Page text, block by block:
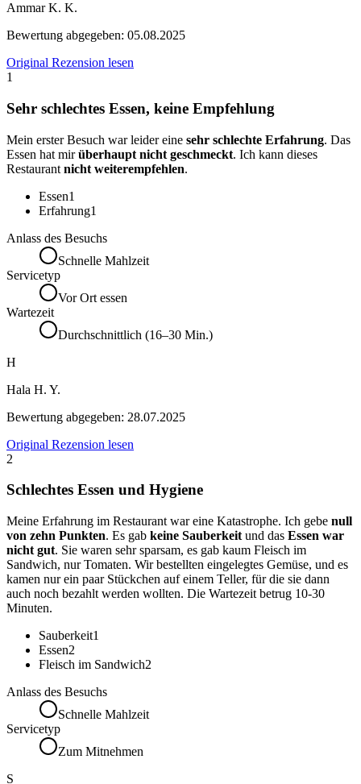
Ammar K. K.
Bewertung abgegeben: 05.08.2025
Original Rezension lesen
1
Sehr schlechtes Essen, keine Empfehlung
Mein erster Besuch war leider eine sehr schlechte Erfahrung. Das
Essen hat mirüberhaupt nicht geschmeckt. Ich kann dieses
Restaurant nicht weiterempfehlen.
Essen1
Erfahrung1
Anlass des Besuchs
Schnelle Mahlzeit
Servicetyp
Vor Ort essen
Wartezeit
Durchschnittlich (16–30 Min.)
H
Hala H. Y.
Bewertung abgegeben: 28.07.2025
Original Rezension lesen
2
Schlechtes Essen und Hygiene
Meine Erfahrung im Restaurant war eine Katastrophe. Ich gebe null
von zehn Punkten. Es gab keine Sauberkeit und das Essen war
nicht gut. Sie waren sehr sparsam, es gab kaum Fleisch im
Sandwich, nur Tomaten. Wir bestellten eingelegtes Gemüse, und es
kamen nur ein paar Stückchen auf einem Teller, für die sie dann
auch noch bezahlt werden wollten. Die Wartezeit betrug 10-30
Minuten.
Sauberkeit1
Essen2
Fleisch im Sandwich2
Anlass des Besuchs
Schnelle Mahlzeit
Servicetyp
Zum Mitnehmen
S